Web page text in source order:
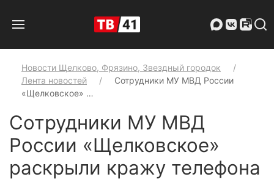
Новости Щелково, Фрязино, Звездный городок
Лента новостей
Сотрудники МУ МВД России
«Щелковское» …
Сотрудники МУ МВД
России «Щелковское»
раскрыли кражу телефона